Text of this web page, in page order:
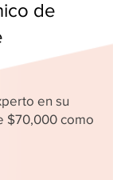
de
en su
$70,000 como